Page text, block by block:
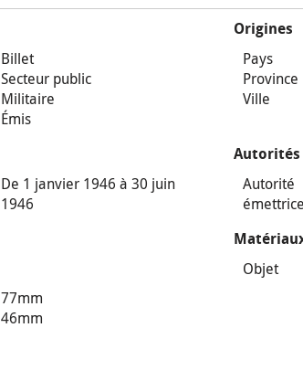
Billet
Secteur public
Militaire
Émis
Origines
Pays
Province
Ville
De 1 janvier 1946 à 30 juin
1946
Autorités
Autorité
émettrice
77mm
46mm
Objet